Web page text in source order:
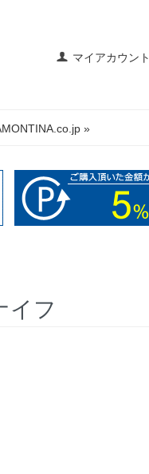
マイアカウント
»
イフ